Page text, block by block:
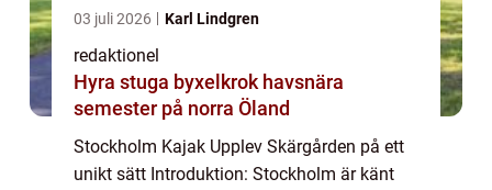
03 juli 2026 Karl Lindgren
redaktionel
Hyra stuga byxelkrok havsnära
semester på norra Öland
Stockholm Kajak Upplev Skärgården på ett
unikt sätt Introduktion: Stockholm är känt